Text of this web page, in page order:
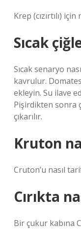
Krep (cızırtılı)
Sıcak
Sıcak senaryo
kavrulur.
ekleyin. Su ilave
Pişirdikten sonra
çıkarılır.
Kruton
Cruton’u nasıl
Cırıkta
Bir çukur kabına